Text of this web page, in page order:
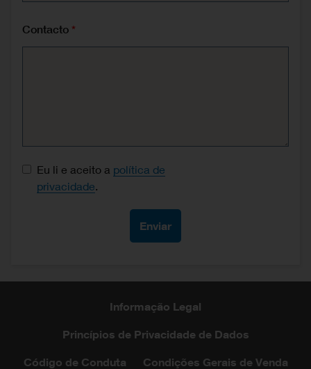
Contacto
Consentimento de proteção de dados
Eu li e aceito a política de
privacidade.
Informação Legal
Princípios de Privacidade de Dados
Código de Conduta Condições Gerais de Venda